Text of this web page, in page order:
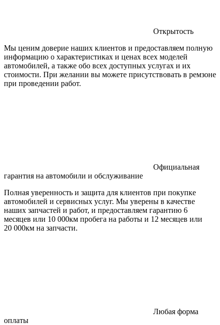
Открытость
Мы ценим доверие наших клиентов и предоставляем полную
информацию о характеристиках и ценах всех моделей
автомобилей, а также обо всех доступных услугах и их
стоимости. При желании вы можете присутствовать в ремзоне
при проведении работ.
Официальная
гарантия на автомобили и обслуживание
Полная уверенность и защита для клиентов при покупке
автомобилей и сервисных услуг. Мы уверены в качестве
наших запчастей и работ, и предоставляем гарантию 6
месяцев или 10 000км пробега на работы и 12 месяцев или
20 000км на запчасти.
Любая форма
оплаты